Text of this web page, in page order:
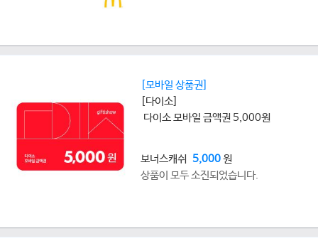
[모바일 상품권]
[다이소]
다이소 모바일 금액권 5,000원
보너스캐쉬 5,000원
상품이 모두 소진되었습니다.